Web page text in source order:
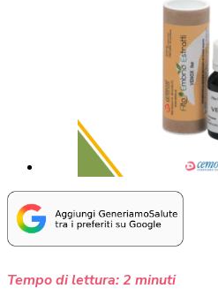
Tempo di lettura:2 minuti